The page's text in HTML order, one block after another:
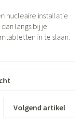
nucleaire installatie
langs bij je
in te slaan.
Volgend artikel